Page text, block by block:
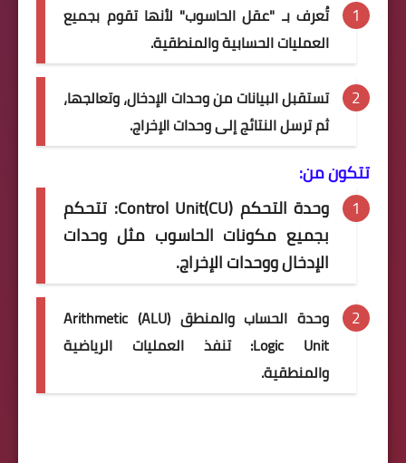
تُعرف بـ "عقل الحاسوب" لأنها تقوم بجميع
العمليات الحسابية والمنطقية.
تستقبل البيانات من وحدات الإدخال، وتعالجها،
ثم ترسل النتائج إلى وحدات الإخراج.
تتكون من:
وحدة التحكم (CU)Control Unit: تتحكم
بجميع مكونات الحاسوب مثل وحدات
الإدخال ووحدات الإخراج.
وحدة الحساب والمنطق (ALU) Arithmetic
Logic Unit: تنفذ العمليات الرياضية
والمنطقية.